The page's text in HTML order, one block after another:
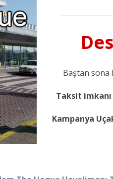
Baştan sona
Taksit
Kampanya